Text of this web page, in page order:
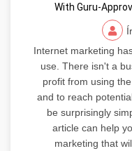
With Guru-
Internet marketing
use. There isn't a
profit from using
and to reach
be surprisingly
article can help
marketing that